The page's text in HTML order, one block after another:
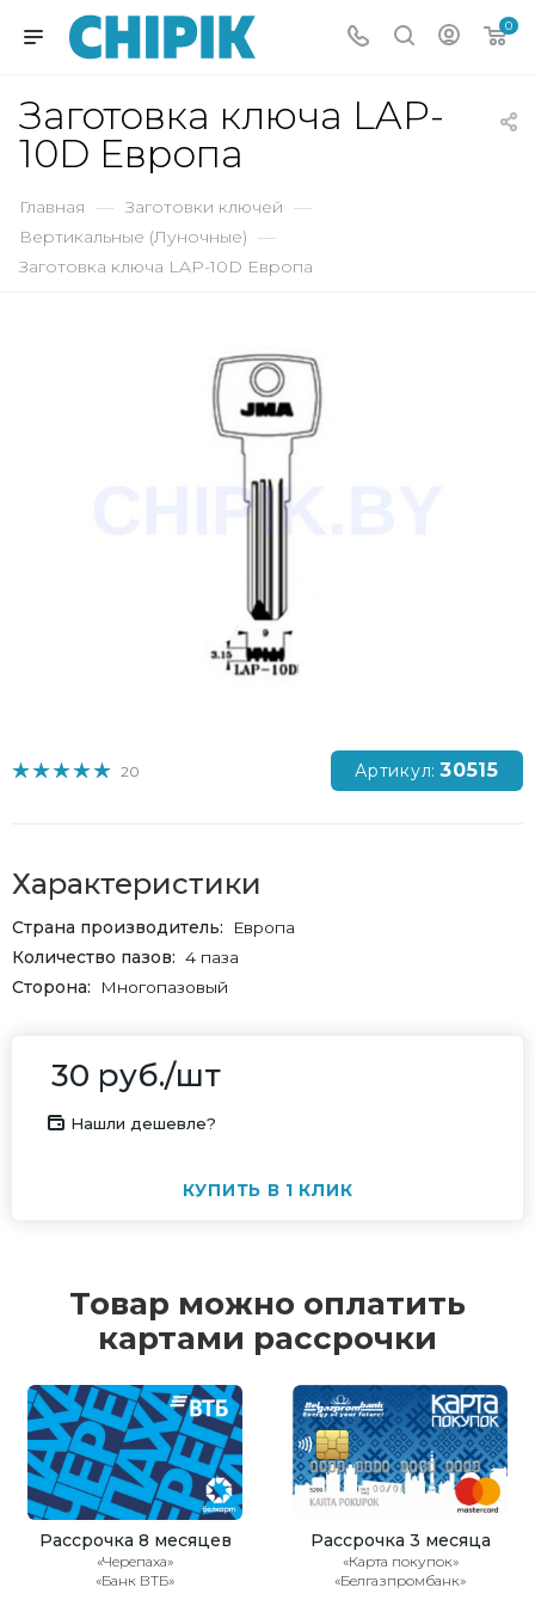
0
Заготовка ключа LAP-
10D Европа
Главная — Заготовки ключей —
Вертикальные (Луночные) —
Заготовка ключа LAP-10D Европа
20 Артикул: 30515
Характеристики
Страна производитель
Европа
Количество пазов
4 паза
Сторона
Многопазовый
30 руб./шт
Нашли дешевле?
КУПИТЬ В 1 КЛИК
Товар можно оплатить
картами рассрочки
Рассрочка 8 месяцев
«Черепаха»
«Банк ВТБ»
Рассрочка 3 месяца
«Карта покупок»
«Белгазпромбанк»